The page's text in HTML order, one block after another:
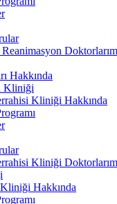
Hakkında
Kliniği
Kliniği Hakkında
Kliniği
Hakkında